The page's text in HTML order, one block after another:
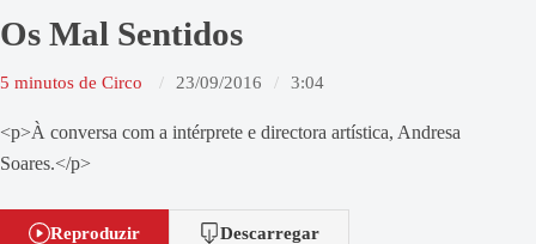
Os Mal Sentidos
5 minutos de Circo 23/09/2016 3:04
<p>À conversa com a intérprete e directora artística, Andresa
Soares.</p>
Reproduzir Descarregar